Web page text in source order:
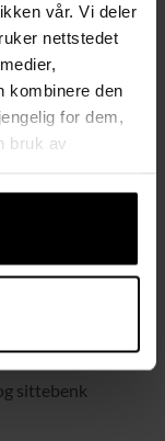
vår. Vi deler
nettstedet
kombinere den
for dem,
bruk av
pulverlakkert
deformasjon.
som skåner
rask
sittebenk